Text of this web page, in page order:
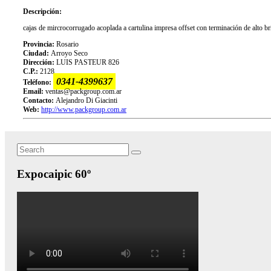
Descripción:
cajas de mircrocorrugado acoplada a cartulina impresa offset con terminación de alto
Provincia: Rosario
Ciudad: Arroyo Seco
Dirección: LUIS PASTEUR 826
C.P.: 2128
Teléfono:
0341-4399637
Email: ventas@packgroup.com.ar
Contacto: Alejandro Di Giacinti
Web: http://www.packgroup.com.ar
Search
for:
Search
Expocaipic 60º